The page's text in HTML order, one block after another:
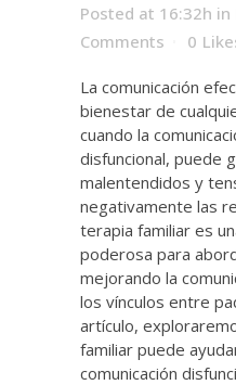
Posted at 16:32h in
Comments
0
La comunicación
bienestar de
cuando la
disfuncional, puede
malentendidos y
negativamente las
terapia familiar es
poderosa para
mejorando la
los vínculos entre
artículo,
familiar puede
comunicación